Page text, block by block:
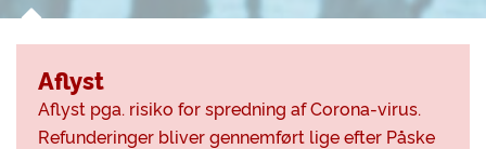
Aflyst
Aflyst pga. risiko for spredning af Corona-virus.
Refunderinger bliver gennemført lige efter Påske